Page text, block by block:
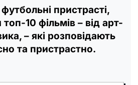
пристрасті,
10 фільмів – від арт-
– які розповідають
та пристрастно.